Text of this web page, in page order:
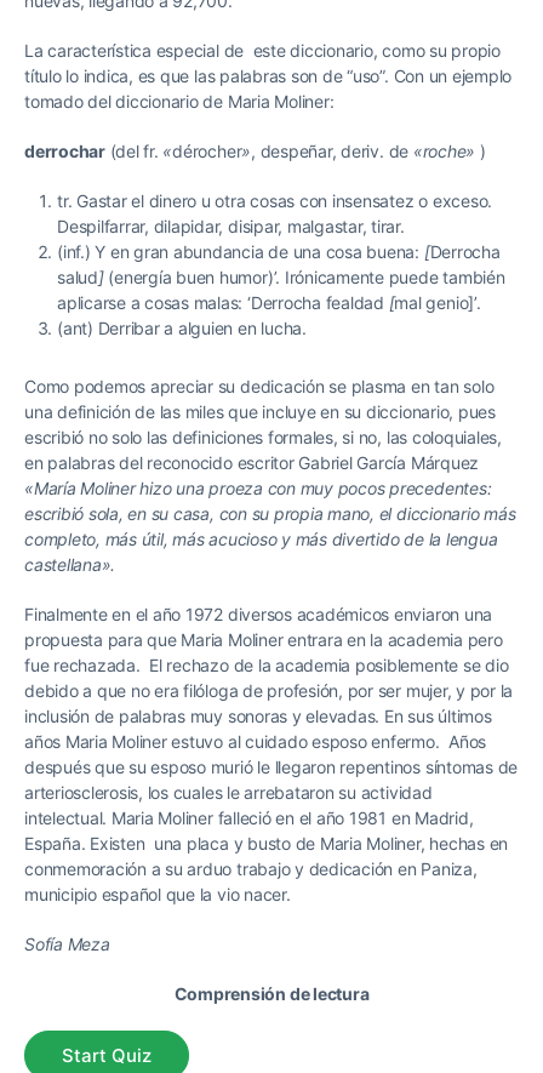
La característica especial de este diccionario, como su propio
título lo indica, es que las palabras son de “uso”. Con un ejemplo
tomado del diccionario de Maria Moliner:
derrochar(del fr. «dérocher», despeñar, deriv. de «roche» )
tr. Gastar el dinero u otra cosas con insensatez o exceso.
Despilfarrar, dilapidar, disipar, malgastar, tirar.
(inf.) Y en gran abundancia de una cosa buena: [Derrocha
salud](energía buen humor)’. Irónicamente puede también
aplicarse a cosas malas: ‘Derrocha fealdad [mal genio]’.
(ant) Derribar a alguien en lucha.
Como podemos apreciar su dedicación se plasma en tan solo
una definición de las miles que incluye en su diccionario, pues
escribió no solo las definiciones formales, si no, las coloquiales,
en palabras del reconocido escritor Gabriel García Márquez
«María Moliner hizo una proeza con muy pocos precedentes:
escribió sola, en su casa, con su propia mano, el diccionario más
completo, más útil, más acucioso y más divertido de la lengua
castellana».
Finalmente en el año 1972 diversos académicos enviaron una
propuesta para que Maria Moliner entrara en la academia pero
fue rechazada. El rechazo de la academia posiblemente se dio
debido a que no era filóloga de profesión, por ser mujer, y por la
inclusión de palabras muy sonoras y elevadas. En sus últimos
años Maria Moliner estuvo al cuidado esposo enfermo. Años
después que su esposo murió le llegaron repentinos síntomas de
arteriosclerosis, los cuales le arrebataron su actividad
intelectual. Maria Moliner falleció en el año 1981 en Madrid,
España. Existen una placa y busto de Maria Moliner, hechas en
conmemoración a su arduo trabajo y dedicación en Paniza,
municipio español que la vio nacer.
Sofía Meza
Comprensión de lectura